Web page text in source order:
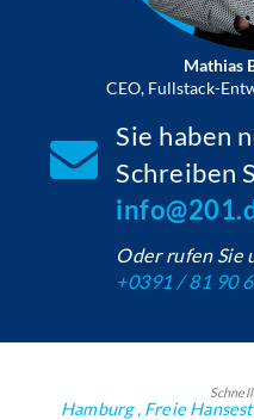
Mathias
CEO, Fullstack-
Sie haben
Schreiben
Oder rufen Sie
+0391 / 81 90
Hamburg , Freie